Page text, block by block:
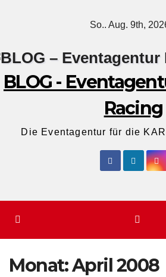
So.. Aug. 9th,
BLOG -
Racing
Die Eventagentur für die
Monat:April 2008